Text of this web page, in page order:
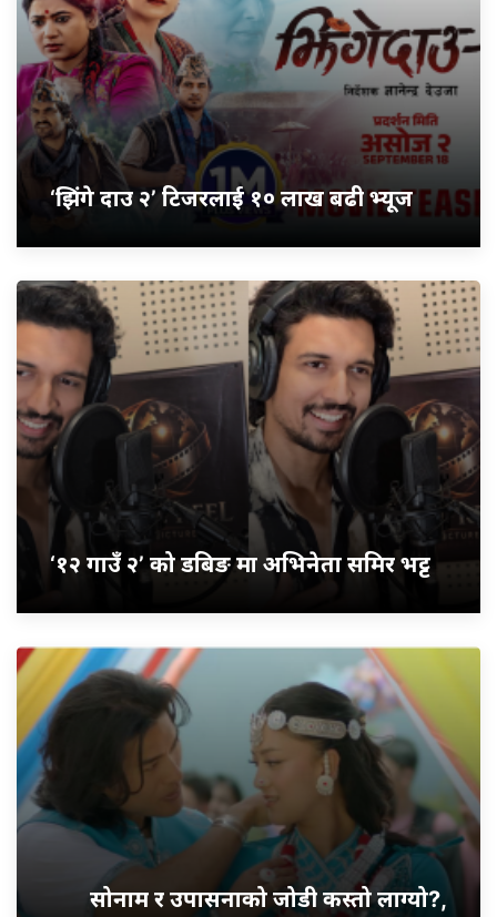
‘झिंगे दाउ २’ टिजरलाई १० लाख बढी भ्यूज
‘१२ गाउँ २’ को डबिङ मा अभिनेता समिर भट्ट
सोनाम र उपासनाको जोडी कस्तो लाग्यो?,